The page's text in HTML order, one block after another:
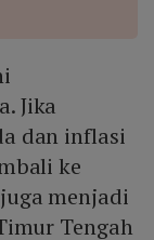
Jika
dan inflasi
ke
menjadi
Tengah